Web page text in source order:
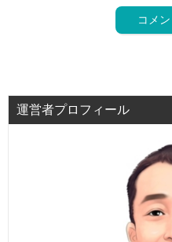
運営者プロフィール